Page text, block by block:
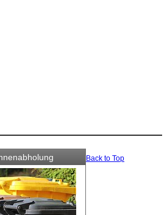
Back to Top